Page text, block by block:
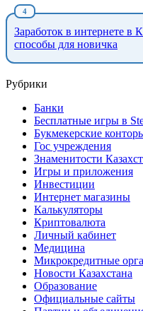
Заработок в интернете в
способы для новичка
Рубрики
Банки
Бесплатные игры в
Букмекерские
Гос учреждения
Знаменитости
Игры и приложения
Инвестиции
Интернет магазины
Калькуляторы
Криптовалюта
Личный кабинет
Медицина
Микрокредитные
Новости Казахстана
Образование
Официальные сайты